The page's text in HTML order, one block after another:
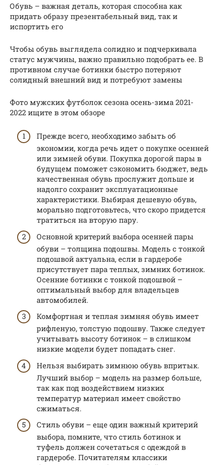
Обувь – важная деталь, которая способна как
придать образу презентабельный вид, так и
испортить его
Чтобы обувь выглядела солидно и подчеркивала
статус мужчины, важно правильно подобрать ее. В
противном случае ботинки быстро потеряют
солидный внешний вид и потребуют замены
Фото мужских футболок сезона осень-зима 2021-
2022 ищите в этом обзоре
Прежде всего, необходимо забыть об
экономии, когда речь идет о покупке осенней
или зимней обуви. Покупка дорогой пары в
будущем поможет сэкономить бюджет, ведь
качественная обувь прослужит дольше и
надолго сохранит эксплуатационные
характеристики. Выбирая дешевую обувь,
морально подготовьтесь, что скоро придется
тратиться на вторую пару.
Основной критерий выбора осенней пары
обуви – толщина подошвы. Модель с тонкой
подошвой актуальна, если в гардеробе
присутствует пара теплых, зимних ботинок.
Осенние ботинки с тонкой подошвой –
оптимальный выбор для владельцев
автомобилей.
Комфортная и теплая зимняя обувь имеет
рифленую, толстую подошву. Также следует
учитывать высоту ботинок – в слишком
низкие модели будет попадать снег.
Нельзя выбирать зимнюю обувь впритык.
Лучший выбор – модель на размер больше,
так как под воздействием низких
температур материал имеет свойство
сжиматься.
Стиль обуви – еще один важный критерий
выбора, помните, что стиль ботинок и
туфель должен сочетаться с одеждой в
гардеробе. Почитателям классики